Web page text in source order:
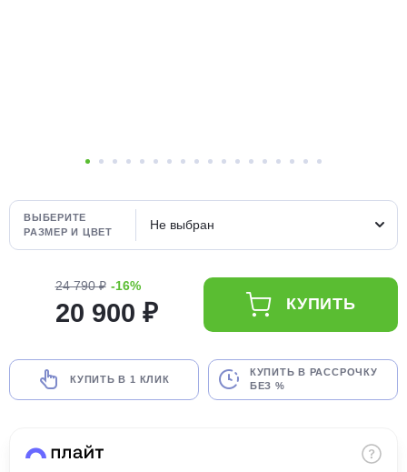
ВЫБЕРИТЕ
РАЗМЕР И ЦВЕТ
Не выбран
24 790 ₽ -16%
20 900 ₽ КУПИТЬ
КУПИТЬ В 1 КЛИК
КУПИТЬ В РАССРОЧКУ
БЕЗ %
об оплате Плайтом
25
недели
Остались вопросы?
8 800 302-02-51